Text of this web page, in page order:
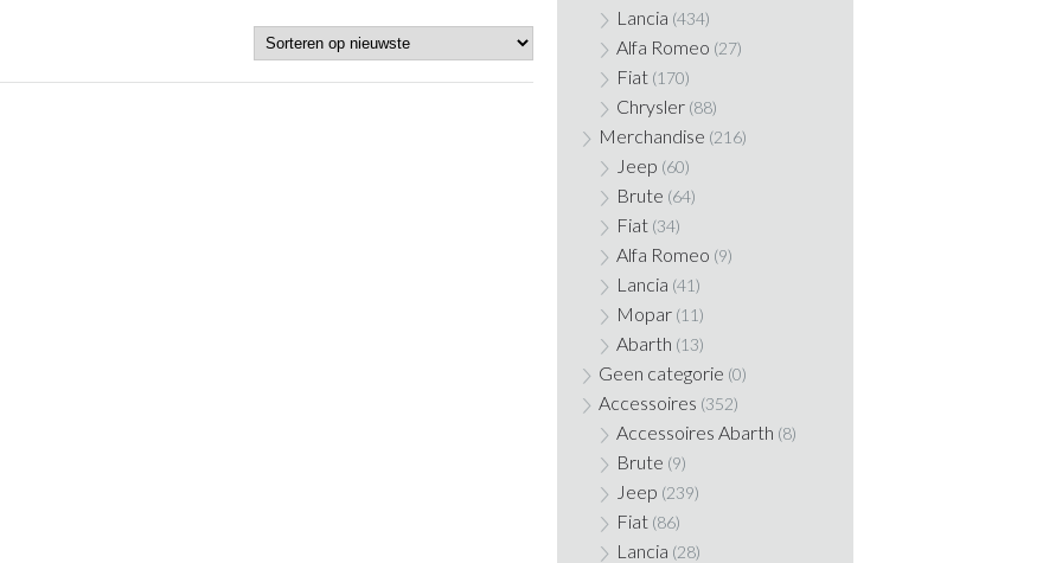
Lancia (434)
Alfa Romeo (27)
Fiat (170)
Chrysler (88)
Merchandise (216)
Jeep (60)
Brute (64)
Fiat (34)
Alfa Romeo (9)
Lancia (41)
Mopar (11)
Abarth (13)
Geen categorie (0)
Accessoires (352)
Accessoires Abarth (8)
Brute (9)
Jeep (239)
Fiat (86)
Lancia (28)